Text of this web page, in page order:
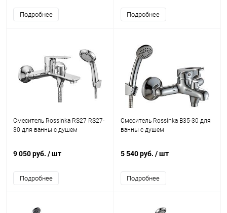
Подробнее Подробнее
Смеситель Rossinka RS27 RS27-
30 для ванны с душем
9 050 руб. / шт
Подробнее
Смеситель Rossinka B35-30 для
ванны с душем
5 540 руб. / шт
Подробнее